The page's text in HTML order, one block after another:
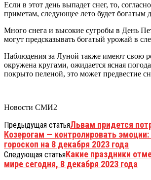
Если в этот день выпадет снег, то,
приметам, следующее лето будет богатым
Много снега и высокие сугробы в День
могут предсказывать богатый урожай в
Наблюдения за Луной также имеют свою
окружена кругами, ожидается ясная
покрыто пеленой, это может предвестие
Новости СМИ2
Предыдущая статьяЛьвам придется
Козерогам — контролировать
гороскоп на 8 декабря 2023 года
Следующая статьяКакие праздники
мире сегодня, 8 декабря 2023 года